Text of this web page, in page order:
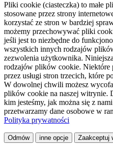
Pliki cookie (ciasteczka) to małe
stosowane przez strony
korzystać ze stron w bardziej
możemy przechowywać pliki
jeśli jest to niezbędne do
wszystkich innych rodzajów
zezwolenia użytkownika.
rodzajów plików cookie. Niektóre
przez usługi stron trzecich, które
W dowolnej chwili możesz
plików cookie na naszej witrynie.
kim jesteśmy, jak można się z
przetwarzamy dane osobowe w
Polityka prywatności
Odmów inne opcje Zaakceptuj